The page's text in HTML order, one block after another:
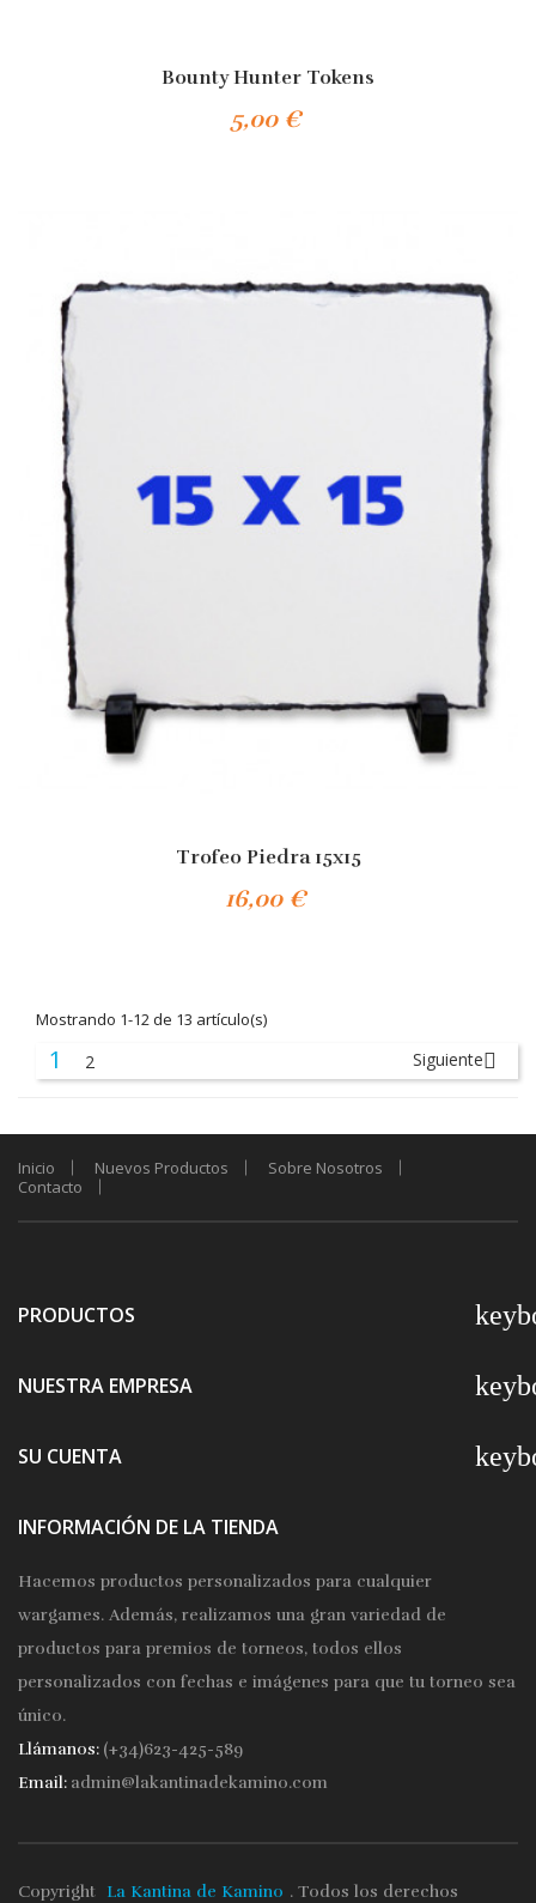
Bounty Hunter Tokens
5,00 €
Trofeo Piedra 15x15
16,00 €
Mostrando 1-12 de 13 artículo(s)
1 2 Siguiente
Inicio Nuevos Productos
Sobre Nosotros
Contacto
PRODUCTOS
NUESTRA EMPRESA
SU CUENTA
INFORMACIÓN DE LA TIENDA
Hacemos productos personalizados para cualquier
wargames. Además, realizamos una gran variedad de
productos para premios de torneos, todos ellos
personalizados con fechas e imágenes para que tu torneo sea
único.
Llámanos: (+34)623-425-589
Email: admin@lakantinadekamino.com
Copyright La Kantina de Kamino . Todos los derechos